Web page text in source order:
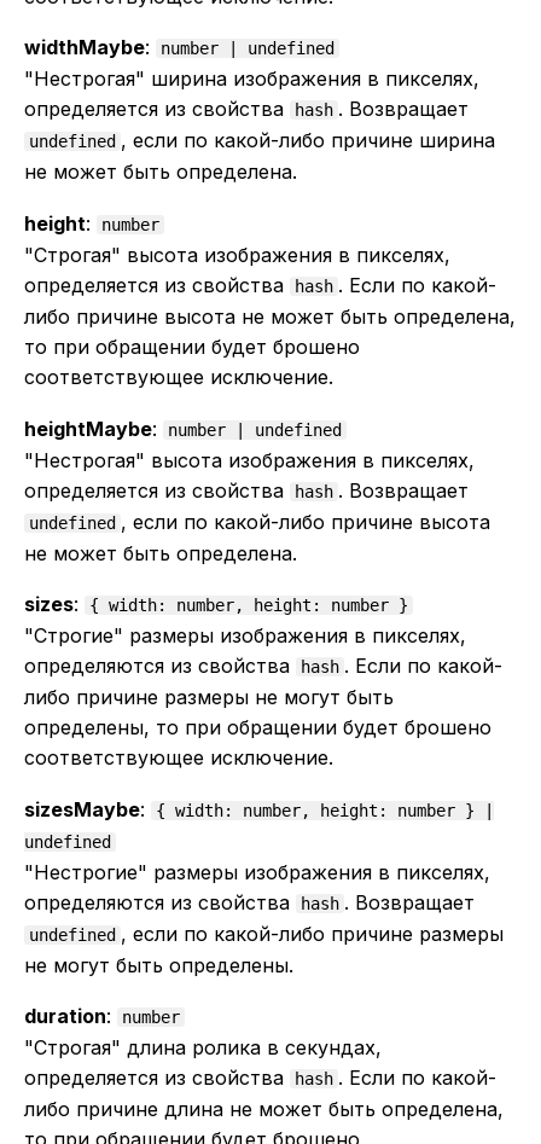
widthMaybe: number | undefined
"Нестрогая" ширина изображения в пикселях,
определяется из свойства
hash . Возвращает
undefined , если по какой-либо причине ширина
не может быть определена.
height: number
"Строгая" высота изображения в пикселях,
определяется из свойства
hash . Если по какой-
либо причине высота не может быть определена,
то при обращении будет брошено
соответствующее исключение.
heightMaybe: number | undefined
"Нестрогая" высота изображения в пикселях,
определяется из свойства
hash . Возвращает
undefined , если по какой-либо причине высота
не может быть определена.
sizes: { width: number, height: number }
"Строгие" размеры изображения в пикселях,
определяются из свойства
hash . Если по какой-
либо причине размеры не могут быть
определены, то при обращении будет брошено
соответствующее исключение.
sizesMaybe:
{ width: number, height: number } |
undefined
"Нестрогие" размеры изображения в пикселях,
определяются из свойства
hash . Возвращает
undefined , если по какой-либо причине размеры
не могут быть определены.
duration: number
"Строгая" длина ролика в секундах,
определяется из свойства
hash . Если по какой-
либо причине длина не может быть определена,